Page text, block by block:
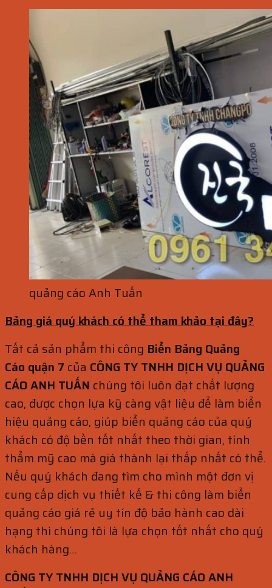
quảng cáo Anh Tuấn
Bảng giá quý khách có thể tham khảo tại đây?
Tất cả sản phẩm thi công Biển Bảng Quảng
Cáo quận 7 của CÔNG TY TNHH DỊCH VỤ QUẢNG
CÁO ANH TUẤN chúng tôi luôn đạt chất lượng
cao, được chọn lựa kỹ càng vật liệu để làm biển
hiệu quảng cáo, giúp biển quảng cáo của quý
khách có độ bền tốt nhất theo thời gian, tính
thẩm mỹ cao mà giá thành lại thấp nhất có thể.
Nếu quý khách đang tìm cho mình một đơn vị
cung cấp dịch vụ thiết kế & thi công làm biển
quảng cáo giá rẻ uy tín độ bảo hành cao dài
hạng thì chúng tôi là lựa chọn tốt nhất cho quý
khách hàng…
CÔNG TY TNHH DỊCH VỤ QUẢNG CÁO ANH